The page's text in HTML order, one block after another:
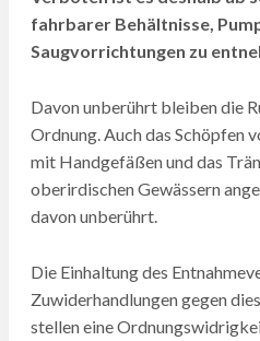
fahrbarer Behältnisse,
Saugvorrichtungen zu
Davon unberührt bleiben die
Ordnung. Auch das Schöpfen
mit Handgefäßen und das
oberirdischen Gewässern
davon unberührt.
Die Einhaltung des
Zuwiderhandlungen gegen
stellen eine